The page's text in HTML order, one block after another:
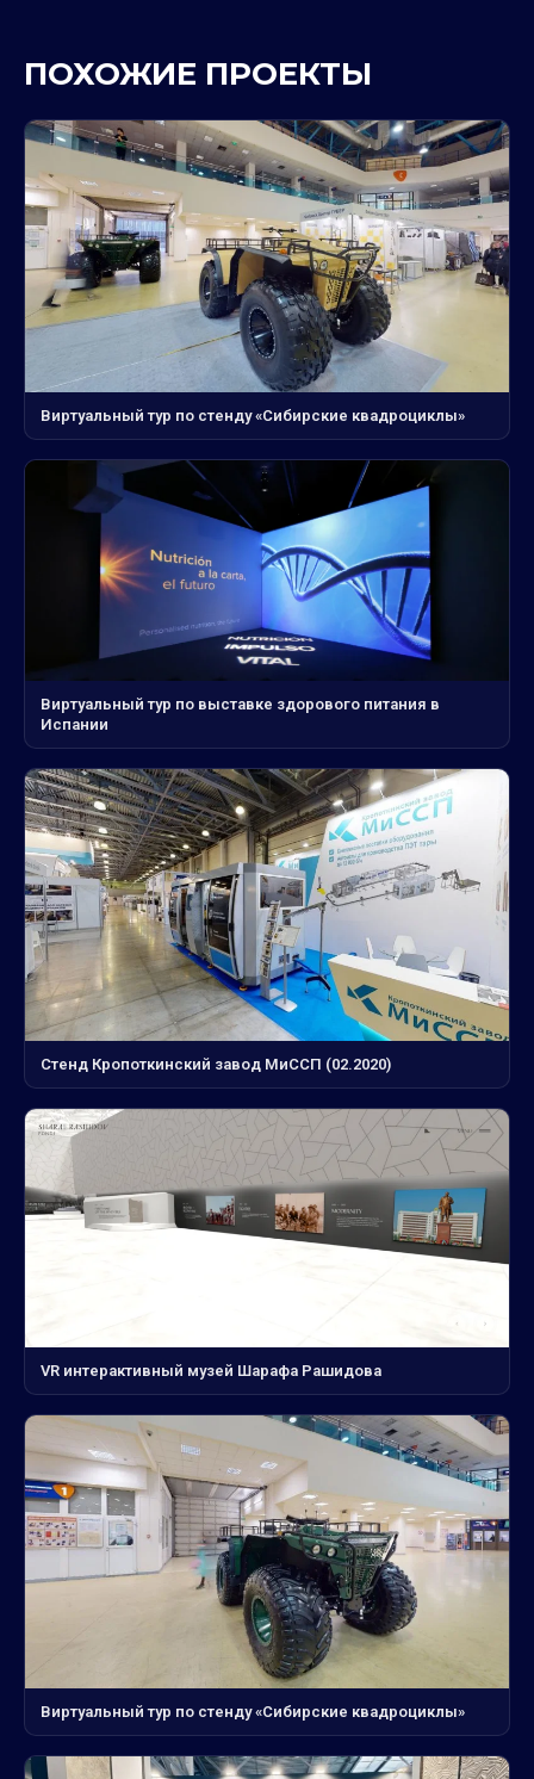
ПОХОЖИЕ ПРОЕКТЫ
Виртуальный тур по стенду «Сибирские квадроциклы»
Виртуальный тур по выставке здорового питания в
Испании
Стенд Кропоткинский завод МиССП (02.2020)
VR интерактивный музей Шарафа Рашидова
Виртуальный тур по стенду «Сибирские квадроциклы»